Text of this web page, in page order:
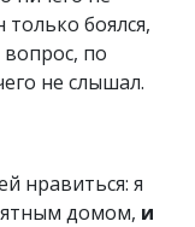
боялся,
вопрос, по
не слышал.
нравиться: я
домом, и